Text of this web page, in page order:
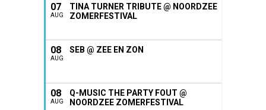
07
AUG
TINA TURNER TRIBUTE @ NOORDZEE
ZOMERFESTIVAL
08
AUG
SEB @ ZEE EN ZON
08
AUG
Q-MUSIC THE PARTY FOUT @
NOORDZEE ZOMERFESTIVAL